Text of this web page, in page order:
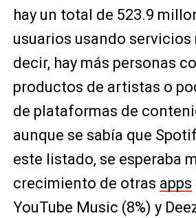
hay un total de 523.9
usuarios usando servicios
decir, hay más personas
productos de artistas o
de plataformas de
aunque se sabía que
este listado, se esperaba
crecimiento de otras apps
YouTube Music (8%) y